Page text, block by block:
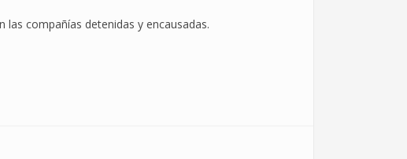
las compañías detenidas y encausadas.